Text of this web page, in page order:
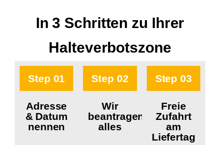
In 3 Schritten zu Ihrer
Halteverbotszone
Step 01
Adresse
& Datum
nennen
Step 02
Wir
beantragen
alles
Step 03
Freie
Zufahrt
am
Liefertag